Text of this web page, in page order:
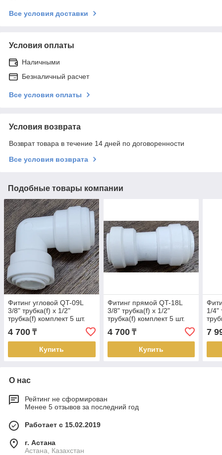
Все условия доставки
Условия оплаты
Наличными
Безналичный расчет
Все условия оплаты
Условия возврата
Возврат товара в течение 14 дней по договоренности
Все условия возврата
Подобные товары компании
Фитинг угловой QT-09L
3/8" трубка(f) x 1/2"
трубка(f) комплект 5 шт.
4 700 ₸
Купить
Фитинг прямой QT-18L
3/8" трубка(f) x 1/2"
трубка(f) комплект 5 шт.
4 700₸
Купить
1/4"
7
О нас
Рейтинг не сформирован
Менее 5 отзывов за последний год
Работает с 15.02.2019
г. Астана
Астана, Казахстан